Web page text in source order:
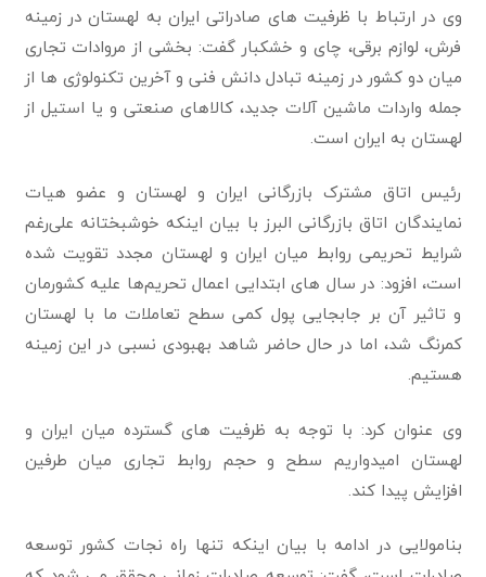
وی در ارتباط با ظرفیت های صادراتی ایران به لهستان در زمینه
فرش، لوازم برقی، چای و خشکبار گفت: بخشی از مروادات تجاری
میان دو کشور در زمینه تبادل دانش فنی و آخرین تکنولوژی ها از
جمله واردات ماشین آلات جدید، کالاهای صنعتی و یا استیل از
لهستان به ایران است.
رئیس اتاق مشترک بازرگانی ایران و لهستان و عضو هیات
نمایندگان اتاق بازرگانی البرز با بیان اینکه خوشبختانه علی‌رغم
شرایط تحریمی روابط میان ایران و لهستان مجدد تقویت شده
است، افزود: در سال های ابتدایی اعمال تحریم‌ها علیه کشورمان
و تاثیر آن بر جابجایی پول کمی سطح تعاملات ما با لهستان
کمرنگ شد، اما در حال حاضر شاهد بهبودی نسبی در این زمینه
هستیم.
وی عنوان کرد: با توجه به ظرفیت های گسترده میان ایران و
لهستان امیدواریم سطح و حجم روابط تجاری میان طرفین
افزایش پیدا کند.
بنامولایی در ادامه با بیان اینکه تنها راه نجات کشور توسعه